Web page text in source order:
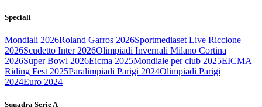
Speciali
Mondiali 2026Roland Garros 2026Sportmediaset Live Riccione
2026Scudetto Inter 2026Olimpiadi Invernali Milano Cortina
2026Super Bowl 2026Eicma 2025Mondiale per club 2025EICMA
Riding Fest 2025Paralimpiadi Parigi 2024Olimpiadi Parigi
2024Euro 2024
Squadra Serie A